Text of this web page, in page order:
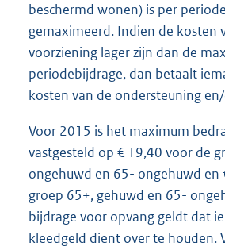
beschermd wonen) is per
gemaximeerd. Indien de kosten
voorziening lager zijn dan de
periodebijdrage, dan betaalt
kosten van de ondersteuning
Voor 2015 is het maximum
vastgesteld op € 19,40 voor de
ongehuwd en 65- ongehuwd en
groep 65+, gehuwd en 65-
bijdrage voor opvang geldt dat
kleedgeld dient over te houden.